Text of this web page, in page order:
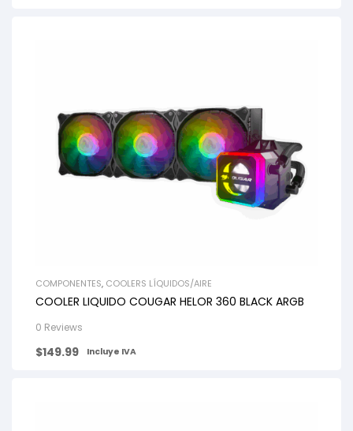
COMPONENTES, COOLERS LÍQUIDOS/AIRE
COOLER LIQUIDO COUGAR HELOR 360 BLACK ARGB
0 Reviews
$149.99 Incluye IVA